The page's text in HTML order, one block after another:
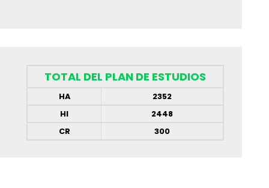
TOTAL DEL PLAN DE ESTUDIOS
HA
2352
HI
2448
CR
300